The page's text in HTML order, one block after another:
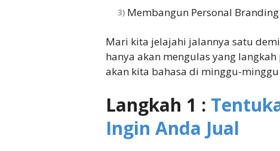
Membangun Personal
Mari kita jelajahi jalannya satu
hanya akan mengulas yang
akan kita bahasa di minggu-
Langkah 1 :
Ingin Anda Jual